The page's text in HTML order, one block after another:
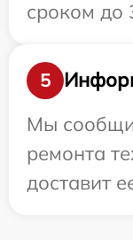
сроком до
5
Мы
ремонта
доставит